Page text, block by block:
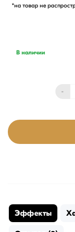
*на товар не
В наличии
-
Эффекты